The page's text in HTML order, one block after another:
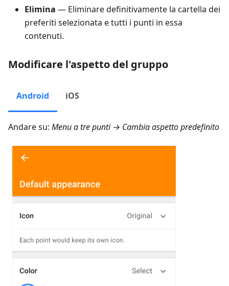
Elimina — Eliminare definitivamente la cartella dei
preferiti selezionata e tutti i punti in essa
contenuti.
Modificare l'aspetto del gruppo
Android iOS
Andare su: Menu a tre punti → Cambia aspetto predefinito